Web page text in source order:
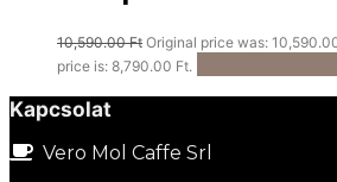
10,590.00Ft Original price was:
price is: 8,790.00 Ft.
Kapcsolat
Vero Mol Caffe Srl